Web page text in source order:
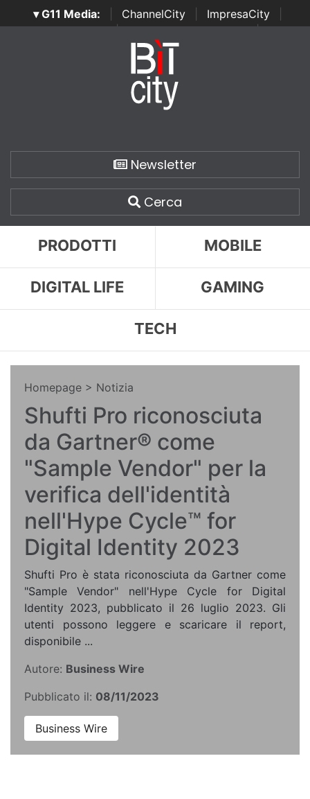
▾ G11 Media: ChannelCity ImpresaCity
SecurityOpenLab | Italian Channel Awards | Italian
Italian Security Awards
Newsletter
Cerca
PRODOTTI MOBILE
DIGITAL LIFE GAMING
TECH
Homepage > Notizia
Shufti Pro riconosciuta
da Gartner® come
"Sample Vendor" per la
verifica dell'identità
nell'Hype Cycle™ for
Digital Identity 2023
Shufti Pro è stata riconosciuta da Gartner come
"Sample Vendor" nell'Hype Cycle for Digital
Identity 2023, pubblicato il 26 luglio 2023. Gli
utenti possono leggere e scaricare il report,
disponibile ...
Autore: Business Wire
Pubblicato il: 08/11/2023
Business Wire